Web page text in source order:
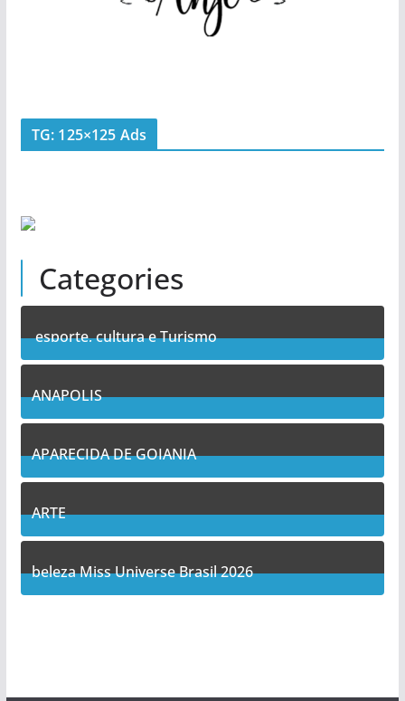
TG: 125×125 Ads
Categories
esporte, cultura e Turismo
7Posts
ANAPOLIS
10Posts
APARECIDA DE GOIANIA
12Posts
ARTE
5Posts
beleza Miss Universe Brasil 2026